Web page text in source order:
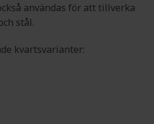
användas för att tillverka
stål.
kvartsvarianter: